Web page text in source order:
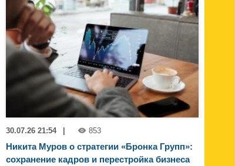
30.07.26 21:54 853
Никита Муров о стратегии «Бронка Групп»:
сохранение кадров и перестройка бизнеса